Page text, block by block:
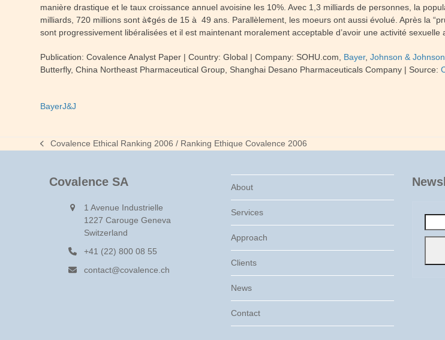
manière drastique et le taux croissance annuel avoisine les 10%. Avec 1,3 milliards de personnes, la
milliards, 720 millions sont à¢gés de 15 à 49 ans. Parallèlement, les moeurs ont aussi évolué. Après la
sont progressivement libéralisées et il est maintenant moralement acceptable d’avoir une activité sexuelle
Publication: Covalence Analyst Paper | Country: Global | Company: SOHU.com, Bayer,Johnson & Johnson
Butterfly, China Northeast Pharmaceutical Group, Shanghai Desano Pharmaceuticals Company | Source:
BayerJ&J
previous
Covalence Ethical Ranking 2006 / Ranking Ethique Covalence 2006
Covalence SA
1 Avenue Industrielle
1227 Carouge Geneva
Switzerland
+41 (22) 800 08 55
contact@covalence.ch
About
Services
Approach
Clients
News
Contact
email